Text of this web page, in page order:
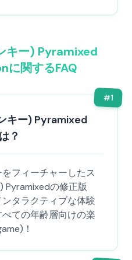
キー) Pyramixed
に関するFAQ
#1
キー) Pyramixed
？
フィーチャーしたス
Pyramixedの修正版
タラクティブな体験
ての年齢層向けの楽
！